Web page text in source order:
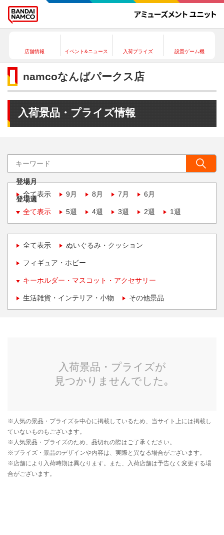
店舗情報 イベント&ニュース 入荷プライズ 設置ゲーム機
namcoなんばパークス店
入荷景品・プライズ情報
登場月
全て表示
9月 8月 7月 6月
登場週
全て表示
5週 4週 3週 2週 1週
全て表示 ぬいぐるみ・クッション
フィギュア・ホビー
キーホルダー・マスコット・アクセサリー
生活雑貨・インテリア・小物 その他景品